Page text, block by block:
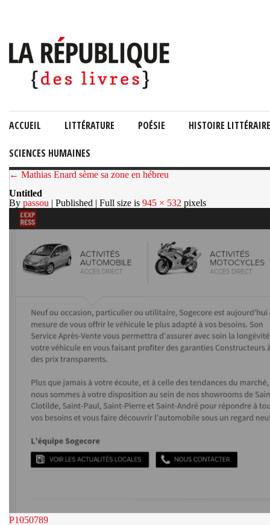
ACCUEIL LITTÉRATURE POÉSIE HISTOIRE LITTÉRAIRE
SCIENCES HUMAINES
← Mathias Enard sème sa zone en hébreu
Untitled
By passou | Published | Full size is 945 × 532 pixels
P1050789